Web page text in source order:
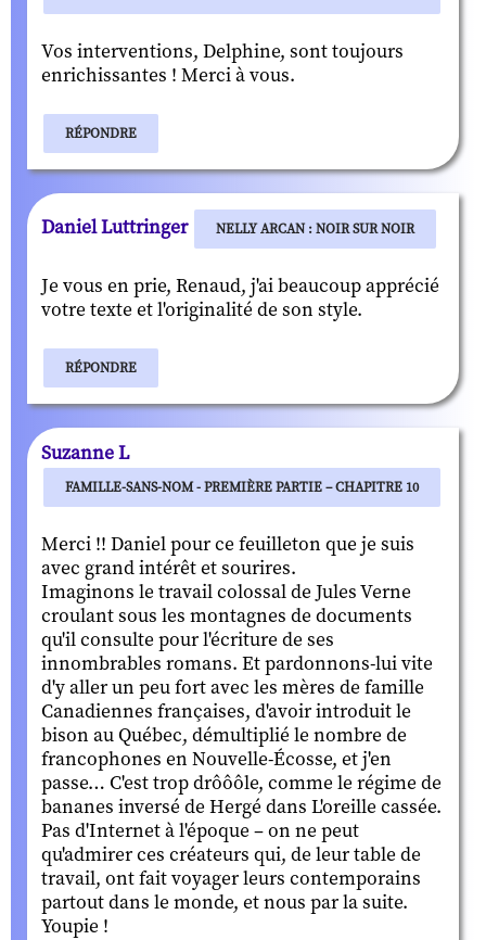
Vos interventions, Delphine, sont toujours
enrichissantes ! Merci à vous.
RÉPONDRE
Daniel Luttringer NELLY ARCAN : NOIR SUR NOIR
Je vous en prie, Renaud, j'ai beaucoup apprécié
votre texte et l'originalité de son style.
RÉPONDRE
Suzanne L
FAMILLE-SANS-NOM - PREMIÈRE PARTIE – CHAPITRE 10
Merci !! Daniel pour ce feuilleton que je suis
avec grand intérêt et sourires.
Imaginons le travail colossal de Jules Verne
croulant sous les montagnes de documents
qu'il consulte pour l'écriture de ses
innombrables romans. Et pardonnons-lui vite
d'y aller un peu fort avec les mères de famille
Canadiennes françaises, d'avoir introduit le
bison au Québec, démultiplié le nombre de
francophones en Nouvelle-Écosse, et j'en
passe… C'est trop drôôôle, comme le régime de
bananes inversé de Hergé dans L'oreille cassée.
Pas d'Internet à l'époque – on ne peut
qu'admirer ces créateurs qui, de leur table de
travail, ont fait voyager leurs contemporains
partout dans le monde, et nous par la suite.
Youpie !